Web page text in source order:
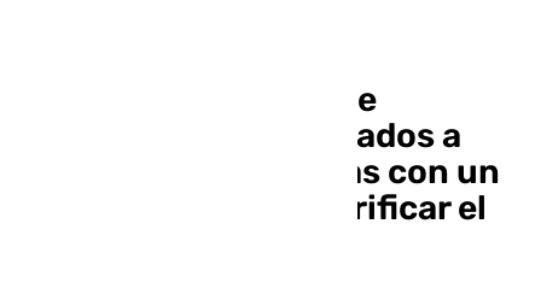
Más de 6,8 millones de
andaluces están llamados a
votar en 10.403 mesas con un
sistema de IA para verificar el